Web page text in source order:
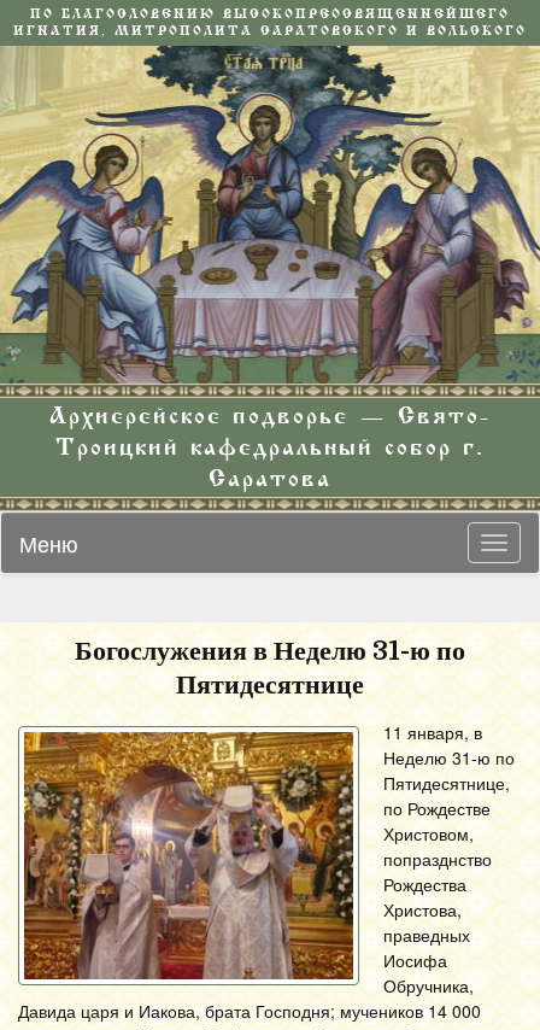
ПО БЛАГОСЛОВЕНИЮ ВЫСОКОПРЕОСВЯЩЕННЕЙШЕГО
ИГНАТИЯ, МИТРОПОЛИТА САРАТОВСКОГО И ВОЛЬСКОГО
Архиерейское подворье — Свято-
Троицкий кафедральный собор г.
Саратова
Меню
Богослужения в Неделю 31-ю по
Пятидесятнице
11 января, в
Неделю 31-ю по
Пятидесятнице,
по Рождестве
Христовом,
попразднство
Рождества
Христова,
праведных
Иосифа
Обручника,
Давида царя и Иакова, брата Господня; мучеников 14 000